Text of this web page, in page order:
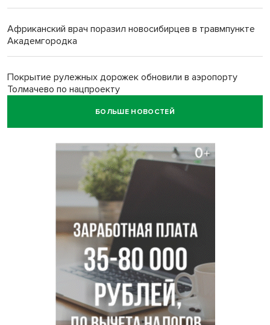
Африканский врач поразил новосибирцев в травмпункте
Академгородка
Покрытие рулежных дорожек обновили в аэропорту
Толмачево по нацпроекту
БОЛЬШЕ НОВОСТЕЙ